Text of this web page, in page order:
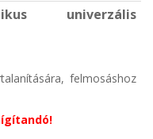
univerzális
felmosáshoz